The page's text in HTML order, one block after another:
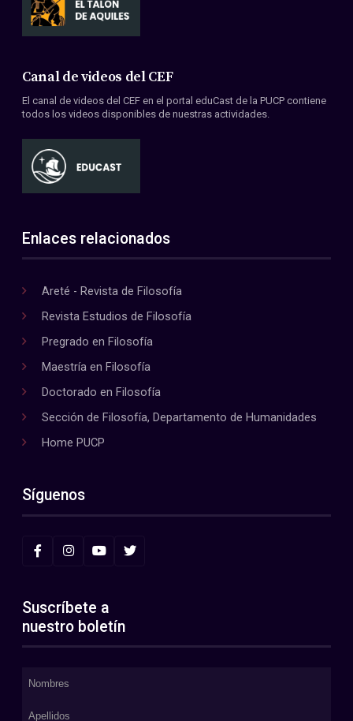
Canal de videos del CEF
El canal de videos del CEF en el portal eduCast de la PUCP contiene
todos los videos disponibles de nuestras actividades.
Enlaces relacionados
Areté - Revista de Filosofía
Revista Estudios de Filosofía
Pregrado en Filosofía
Maestría en Filosofía
Doctorado en Filosofía
Sección de Filosofía, Departamento de Humanidades
Home PUCP
Síguenos
Suscríbete a
nuestro boletín